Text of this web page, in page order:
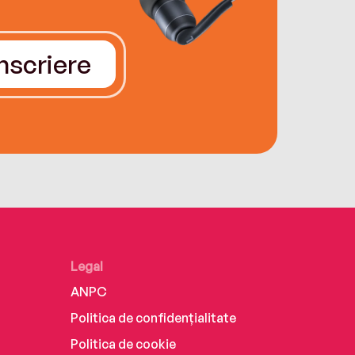
Legal
ANPC
Politica de confidențialitate
Politica de cookie